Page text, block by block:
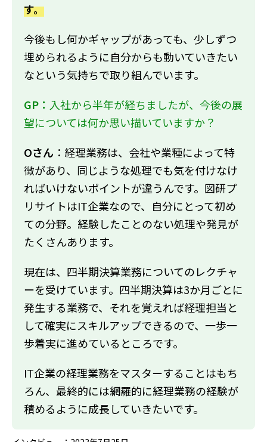
す。
今後もし何かギャップがあっても、少しずつ
埋められるように自分からも動いていきたい
なという気持ちで取り組んでいます。
GP： 入社から半年が経ちましたが、今後の展
望については何か思い描いていますか？
Oさん ：経理業務は、会社や業種によって特
徴があり、同じような処理でも気を付けなけ
ればいけないポイントが違うんです。図研プ
リサイトはIT企業なので、自分にとって初め
ての分野。経験したことのない処理や発見が
たくさんあります。
現在は、四半期決算業務についてのレクチャ
ーを受けています。四半期決算は3か月ごとに
発生する業務で、それを覚えれば経理担当と
して確実にスキルアップできるので、一歩一
歩着実に進めているところです。
IT企業の経理業務をマスターすることはもち
ろん、最終的には網羅的に経理業務の経験が
積めるように成長していきたいです。